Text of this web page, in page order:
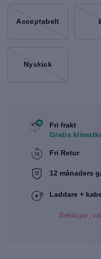
Acceptabelt
Nyskick
Fri frakt
Gratis
Fri Retur
12 månaders
Laddare +
Beklagar,